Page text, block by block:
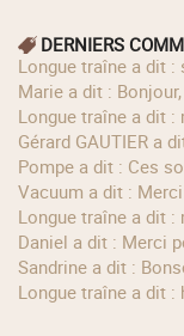
DERNIERS
longue traîne a dit :
Marie a dit :
longue traîne a dit :
Gérard GAUTIER a
Pompe a dit : Ces
Vacuum a dit :
longue traîne a dit :
Daniel a dit : Merci
Sandrine a dit :
longue traîne a dit :